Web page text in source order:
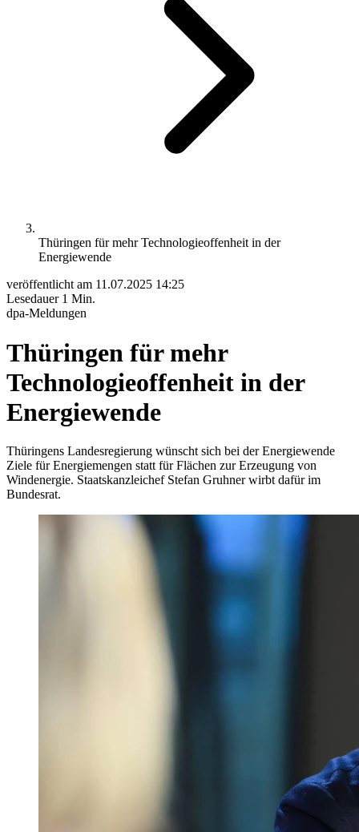
Thüringen für mehr Technologieoffenheit in der
Energiewende
veröffentlicht am 11.07.2025 14:25
Lesedauer 1 Min.
dpa-Meldungen
Thüringen für mehr
Technologieoffenheit in der
Energiewende
Thüringens Landesregierung wünscht sich bei der Energiewende
Ziele für Energiemengen statt für Flächen zur Erzeugung von
Windenergie. Staatskanzleichef Stefan Gruhner wirbt dafür im
Bundesrat.